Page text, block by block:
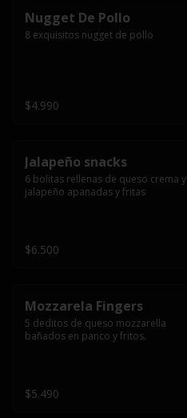
Nugget De Pollo
8 exquisitos nugget de pollo
$4.990
Jalapeño snacks
6 bolitas rellenas de queso crema y
jalapeño apanadas y fritas
$6.500
Mozzarela Fingers
5 deditos de queso mozzarella
bañados en panco y fritos.
$5.490